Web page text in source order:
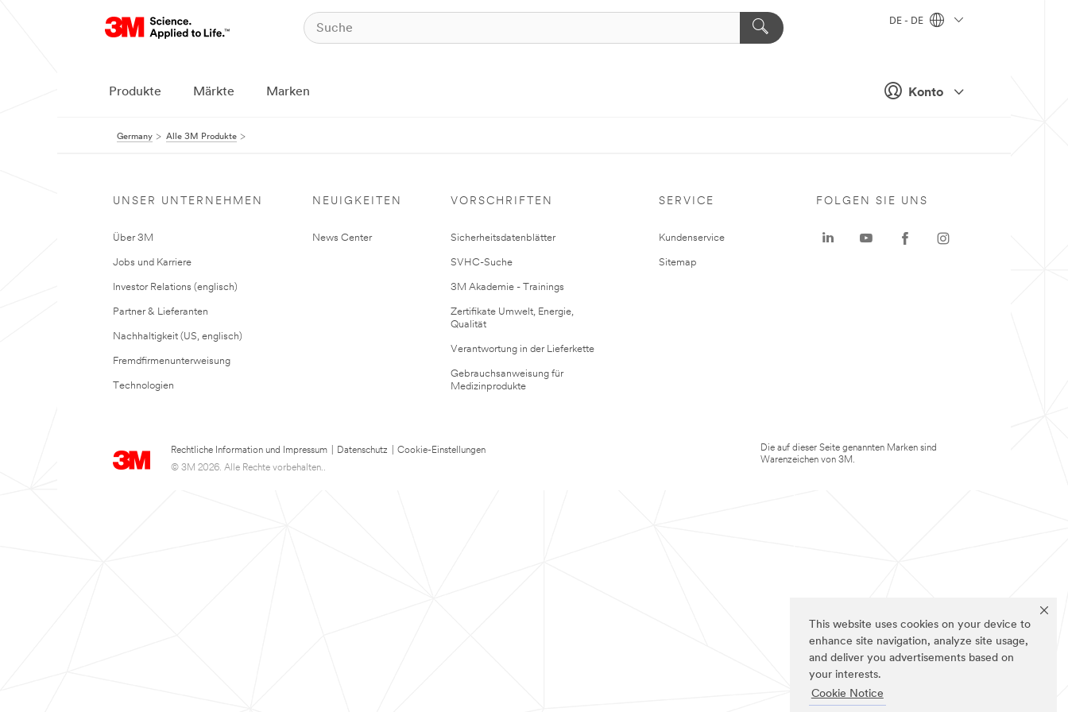
This website uses cookies on your device to
enhance site navigation, analyze site usage,
and deliver you advertisements based on
your interests.
Cookie Notice
Konto
DE - DE
Produkte Märkte Marken
Germany Alle 3M Produkte
UNSER UNTERNEHMEN
Über 3M
Jobs und Karriere
Investor Relations (englisch)
Partner & Lieferanten
Nachhaltigkeit (US, englisch)
Fremdfirmenunterweisung
Technologien
NEUIGKEITEN
News Center
VORSCHRIFTEN
Sicherheitsdatenblätter
SVHC-Suche
3M Akademie - Trainings
Zertifikate Umwelt, Energie,
Qualität
Verantwortung in der Lieferkette
Gebrauchsanweisung für
Medizinprodukte
SERVICE
Kundenservice
Sitemap
Rechtliche Information und Impressum Datenschutz
Cookie-Einstellungen
© 3M 2026. Alle Rechte vorbehalten..
FOLGEN SIE UNS
Die auf dieser Seite genannten Marken sind
Warenzeichen von 3M.